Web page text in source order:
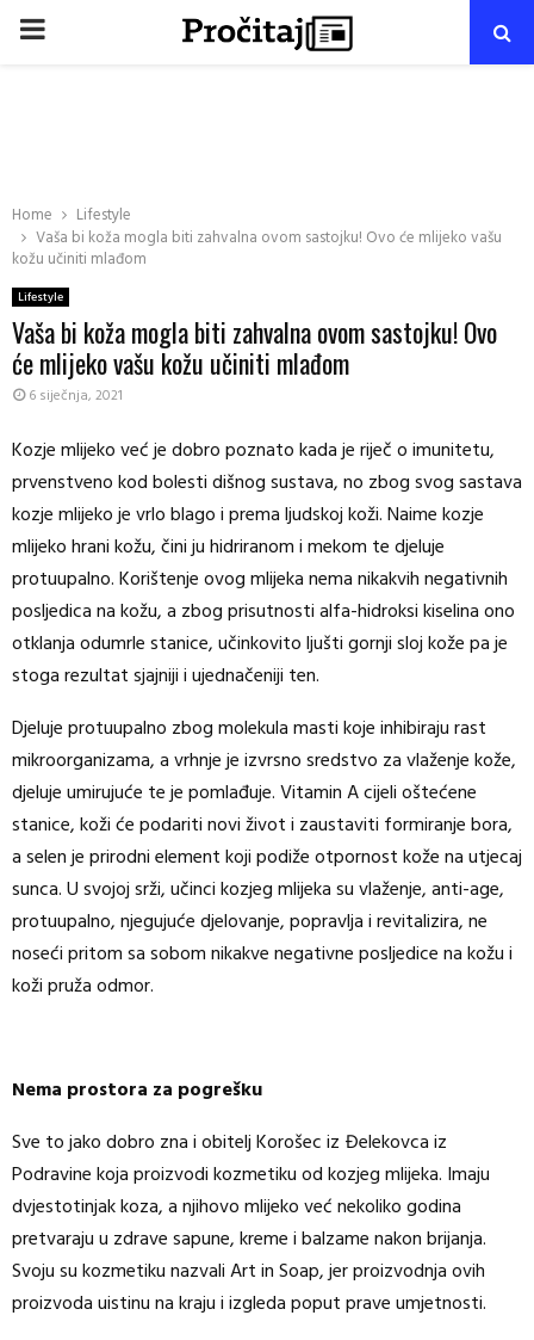
PRIMARY
Home
Lifestyle
Vaša bi koža mogla biti zahvalna ovom sastojku! Ovo će mlijeko vašu
kožu učiniti mlađom
Lifestyle
Vaša bi koža mogla biti zahvalna ovom sastojku! Ovo
će mlijeko vašu kožu učiniti mlađom
6 siječnja, 2021
Kozje mlijeko već je dobro poznato kada je riječ o imunitetu,
prvenstveno kod bolesti dišnog sustava, no zbog svog sastava
kozje mlijeko je vrlo blago i prema ljudskoj koži. Naime kozje
mlijeko hrani kožu, čini ju hidriranom i mekom te djeluje
protuupalno. Korištenje ovog mlijeka nema nikakvih negativnih
posljedica na kožu, a zbog prisutnosti alfa-hidroksi kiselina ono
otklanja odumrle stanice, učinkovito ljušti gornji sloj kože pa je
stoga rezultat sjajniji i ujednačeniji ten.
Djeluje protuupalno zbog molekula masti koje inhibiraju rast
mikroorganizama, a vrhnje je izvrsno sredstvo za vlaženje kože,
djeluje umirujuće te je pomlađuje. Vitamin A cijeli oštećene
stanice, koži će podariti novi život i zaustaviti formiranje bora,
a selen je prirodni element koji podiže otpornost kože na utjecaj
sunca. U svojoj srži, učinci kozjeg mlijeka su vlaženje, anti-age,
protuupalno, njegujuće djelovanje, popravlja i revitalizira, ne
noseći pritom sa sobom nikakve negativne posljedice na kožu i
koži pruža odmor.
Nema prostora za pogrešku
Sve to jako dobro zna i obitelj Korošec iz Đelekovca iz
Podravine koja proizvodi kozmetiku od kozjeg mlijeka. Imaju
dvjestotinjak koza, a njihovo mlijeko već nekoliko godina
pretvaraju u zdrave sapune, kreme i balzame nakon brijanja.
Svoju su kozmetiku nazvali Art in Soap, jer proizvodnja ovih
proizvoda uistinu na kraju i izgleda poput prave umjetnosti.